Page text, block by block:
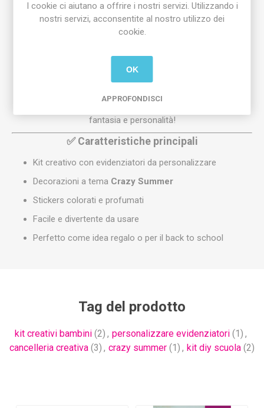
proprio materiale scolastico.
Con questo kit potraidecorare e personalizzarei tuoi
colori brillanti, profumazioni estive e
Grazie agli accessori inclusi, ogni evidenziatore diventerà un
pezzo unico, ideale per rendere più allegre le giornate di
studio, scuola o lavoro.
fantasia e personalità!
✅ Caratteristiche principali
Kit creativo con evidenziatori da personalizzare
Decorazioni a tema Crazy Summer
Stickers colorati e profumati
Facile e divertente da usare
Perfetto come idea regalo o per il back to school
Tag del prodotto
kit creativi bambini (2) , personalizzare evidenziatori (1) ,
cancelleria creativa (3) , crazy summer (1) , kit diy scuola (2)
I cookie ci aiutano a offrire i nostri servizi. Utilizzando i
nostri servizi, acconsentite al nostro utilizzo dei
cookie.
OK
APPROFONDISCI